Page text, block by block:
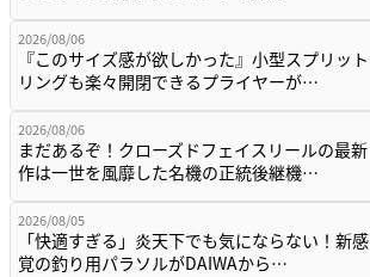
2026/08/06
『このサイズ感が欲しかった』小型スプリット
リングも楽々開閉できるプライヤーが…
2026/08/06
まだあるぞ！クローズドフェイスリールの最新
作は一世を風靡した名機の正統後継機…
2026/08/05
「快適すぎる」炎天下でも気にならない！新感
覚の釣り用パラソルがDAIWAから…